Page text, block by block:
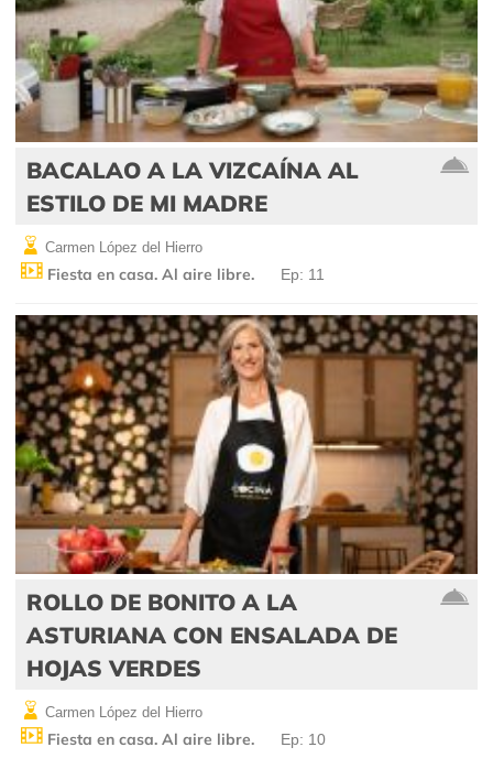
BACALAO A LA VIZCAÍNA AL
ESTILO DE MI MADRE
Carmen López del Hierro
Fiesta en casa. Al aire libre. Ep: 11
ROLLO DE BONITO A LA
ASTURIANA CON ENSALADA DE
HOJAS VERDES
Carmen López del Hierro
Fiesta en casa. Al aire libre. Ep: 10